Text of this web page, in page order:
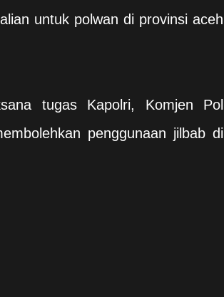
untuk polwan di provinsi aceh
tugas Kapolri, Komjen Pol
penggunaan jilbab di